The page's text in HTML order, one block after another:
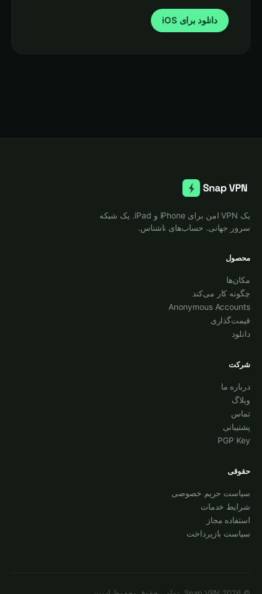
دانلود برای iOS
یک VPN امن برای iPhone و iPad. یک شبکه
سرور جهانی. حساب‌های ناشناس.
محصول
مکان‌ها
چگونه کار می‌کند
Anonymous Accounts
قیمت‌گذاری
دانلود
شرکت
درباره ما
وبلاگ
تماس
پشتیبانی
PGP Key
حقوقی
سیاست حریم خصوصی
شرایط خدمات
استفاده مجاز
سیاست بازپرداخت